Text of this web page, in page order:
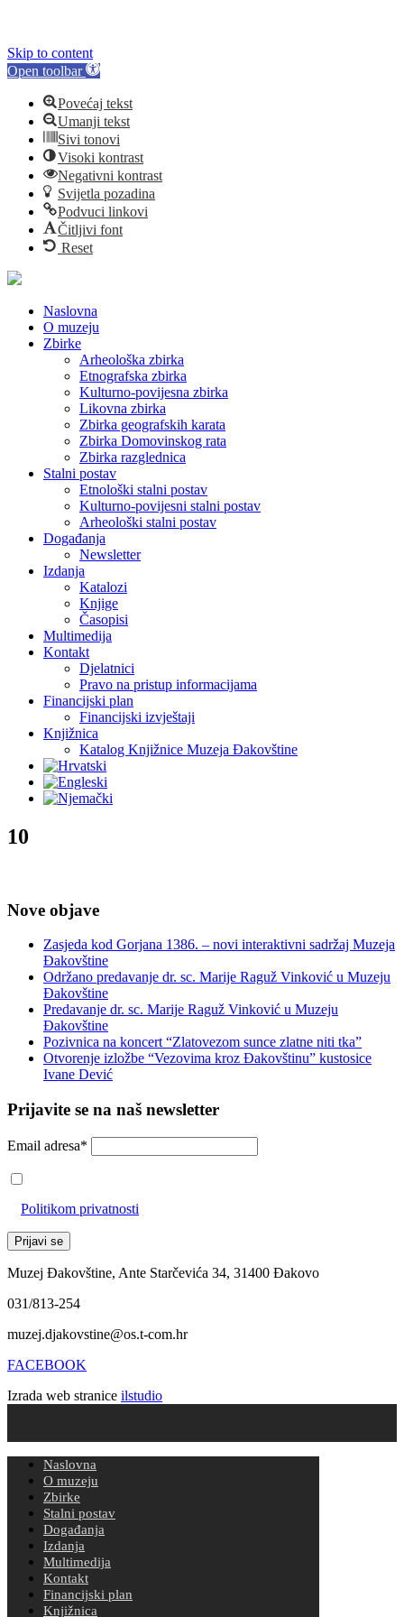
Skip to content
Open toolbar
Povećaj tekst
Umanji tekst
Sivi tonovi
Visoki kontrast
Negativni kontrast
Svijetla pozadina
Podvuci linkovi
Čitljivi font
Reset
Naslovna
O muzeju
Zbirke
Arheološka zbirka
Etnografska zbirka
Kulturno-povijesna zbirka
Likovna zbirka
Zbirka geografskih karata
Zbirka Domovinskog rata
Zbirka razglednica
Stalni postav
Etnološki stalni postav
Kulturno-povijesni stalni postav
Arheološki stalni postav
Događanja
Newsletter
Izdanja
Katalozi
Knjige
Časopisi
Multimedija
Kontakt
Djelatnici
Pravo na pristup informacijama
Financijski plan
Financijski izvještaji
Knjižnica
Katalog Knjižnice Muzeja Đakovštine
10
Nove objave
Zasjeda kod Gorjana 1386. – novi interaktivni sadržaj Muzeja
Đakovštine
Održano predavanje dr. sc. Marije Raguž Vinković u Muzeju
Đakovštine
Predavanje dr. sc. Marije Raguž Vinković u Muzeju
Đakovštine
Pozivnica na koncert “Zlatovezom sunce zlatne niti tka”
Otvorenje izložbe “Vezovima kroz Đakovštinu” kustosice
Ivane Dević
Prijavite se na naš newsletter
Email adresa*
Politikom privatnosti
Muzej Đakovštine, Ante Starčevića 34, 31400 Đakovo
031/813-254
muzej.djakovstine@os.t-com.hr
FACEBOOK
Izrada web stranice ilstudio
Naslovna
O muzeju
Zbirke
Stalni postav
Događanja
Izdanja
Multimedija
Kontakt
Financijski plan
Knjižnica